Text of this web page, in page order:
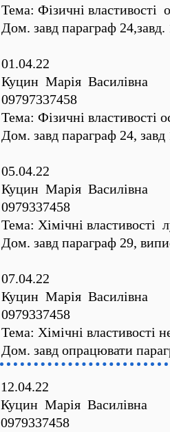
Тема: Фізичні властивості
Дом. завд параграф
01.04.22
Куцин Марія Василівна
09797337458
Тема: Фізичні властивості
Дом. завд параграф 24,
05.04.22
Куцин Марія Василівна
0979337458
Тема: Хімічні властивості
Дом. завд параграф 29,
07.04.22
Куцин Марія Василівна
0979337458
Тема: Хімічні властивості
Дом. завд опрацювати
12.04.22
Куцин Марія Василівна
0979337458